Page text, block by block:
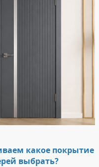
какое покрытие
выбрать?